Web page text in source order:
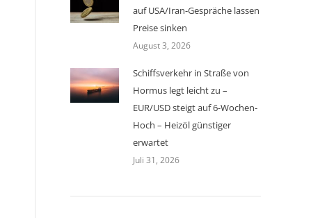
auf USA/Iran-Gespräche lassen
Preise sinken
August 3, 2026
Schiffsverkehr in Straße von
Hormus legt leicht zu –
EUR/USD steigt auf 6-Wochen-
Hoch – Heizöl günstiger
erwartet
Juli 31, 2026